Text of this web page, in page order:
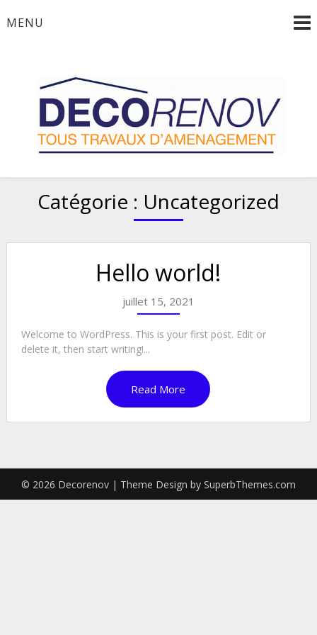
toMENU
Decorenov
Spécialiste tous travaux d"aménagement, rénovation et
décoration
Catégorie : Uncategorized
Hello world!
juillet 15, 2021
Welcome to WordPress. This is your first post. Edit or
delete it, then start writing!...
Read More
© 2026 Decorenov | Theme Design by SuperbThemes.com